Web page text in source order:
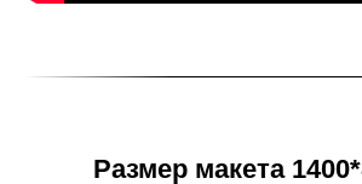
Размер макета